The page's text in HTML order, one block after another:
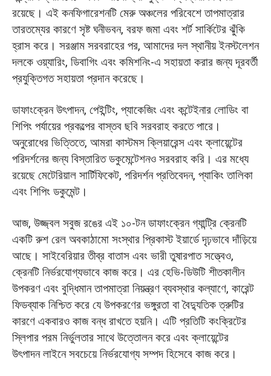
রয়েছে। এই কনফিগারেশনটি মেরু অঞ্চলের পরিবেশে তাপমাত্রার
তারতম্যের কারণে সৃষ্ট ঘনীভবন, বরফ জমা এবং শর্ট সার্কিটের ঝুঁকি
হ্রাস করে। সরঞ্জাম সরবরাহের পর, আমাদের দল স্থানীয় ইনস্টলেশন
দলকে ওয়্যারিং, ডিবাগিং এবং কমিশনিং-এ সহায়তা করার জন্য দূরবর্তী
প্রযুক্তিগত সহায়তা প্রদান করেছে।
ডাফাংক্রেন উৎপাদন, পেইন্টিং, প্যাকেজিং এবং কন্টেইনার লোডিং বা
শিপিং পর্যায়ের প্রকল্পের বাস্তব ছবি সরবরাহ করতে পারে।
অনুরোধের ভিত্তিতে, আমরা কাস্টমস ক্লিয়ারেন্স এবং ক্লায়েন্টের
পরিদর্শনের জন্য বিস্তারিত ডকুমেন্টেশনও সরবরাহ করি। এর মধ্যে
রয়েছে মেটেরিয়াল সার্টিফিকেট, পরিদর্শন প্রতিবেদন, প্যাকিং তালিকা
এবং শিপিং ডকুমেন্ট।
আজ, উজ্জ্বল সবুজ রঙের এই ১০-টন ডাফাংক্রেন গ্যান্ট্রি ক্রেনটি
একটি রুশ রেল অবকাঠামো সংস্থার প্রিকাস্ট ইয়ার্ডে দৃঢ়ভাবে দাঁড়িয়ে
আছে। সাইবেরিয়ার তীব্র বাতাস এবং ভারী তুষারপাত সত্ত্বেও,
ক্রেনটি নির্ভরযোগ্যভাবে কাজ করে। এর হেভি-ডিউটি শীতকালীন
উপকরণ এবং বুদ্ধিমান তাপমাত্রা নিয়ন্ত্রণ ব্যবস্থার কল্যাণে, কারেন্ট
ফিডব্যাক নিশ্চিত করে যে উপকরণের ভঙ্গুরতা বা বৈদ্যুতিক ত্রুটির
কারণে একবারও কাজ বন্ধ রাখতে হয়নি। এটি প্রতিটি কংক্রিটের
স্লিপার পরম নির্ভুলতার সাথে উত্তোলন করে এবং ক্লায়েন্টের
উৎপাদন লাইনে সবচেয়ে নির্ভরযোগ্য সম্পদ হিসেবে কাজ করে।